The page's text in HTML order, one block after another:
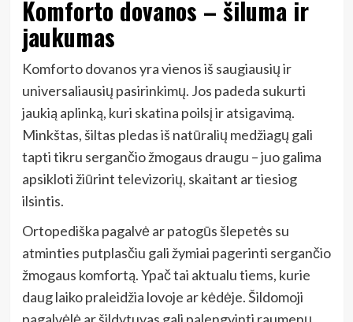
Komforto dovanos – šiluma ir
jaukumas
Komforto dovanos yra vienos iš saugiausių ir
universaliausių pasirinkimų. Jos padeda sukurti
jaukią aplinką, kuri skatina poilsį ir atsigavimą.
Minkštas, šiltas pledas iš natūralių medžiagų gali
tapti tikru sergančio žmogaus draugu – juo galima
apsikloti žiūrint televizorių, skaitant ar tiesiog
ilsintis.
Ortopediška pagalvė ar patogūs šlepetės su
atminties putplasčiu gali žymiai pagerinti sergančio
žmogaus komfortą. Ypač tai aktualu tiems, kurie
daug laiko praleidžia lovoje ar kėdėje. Šildomoji